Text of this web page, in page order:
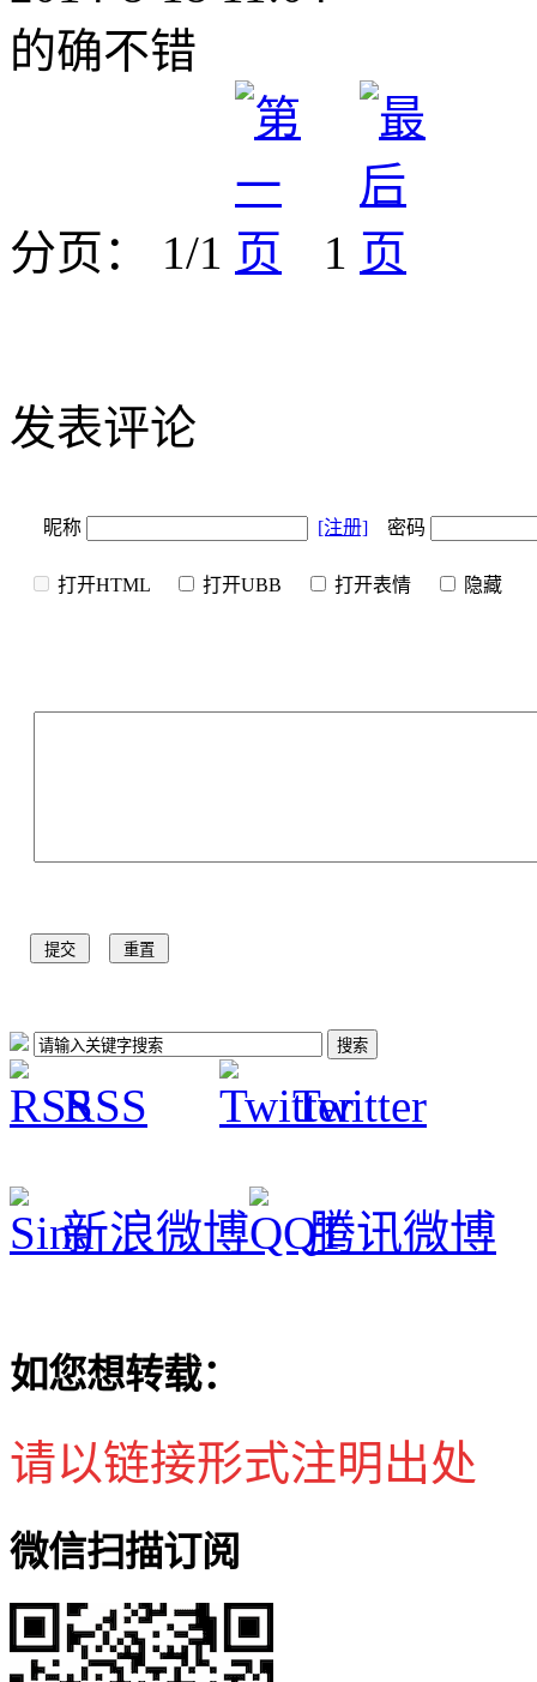
的确不错
分页： 1/1 1
发表评论
昵称 [注册] 密码
打开HTML 打开UBB 打开表情 隐
RSS Twitter
新浪微博 腾讯微博
如您想转载：
请以链接形式注明出处
微信扫描订阅